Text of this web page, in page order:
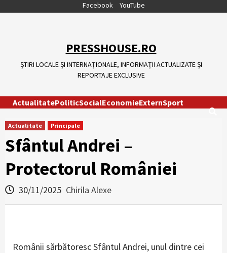
Facebook YouTube
PRESSHOUSE.RO
ȘTIRI LOCALE ȘI INTERNAȚIONALE, INFORMAȚII ACTUALIZATE ȘI
REPORTAJE EXCLUSIVE
ActualitatePoliticSocialEconomieExternSport
Actualitate Principale
Sfântul Andrei –
Protectorul României
30/11/2025 Chirila Alexe
Românii sărbătoresc Sfântul Andrei, unul dintre cei